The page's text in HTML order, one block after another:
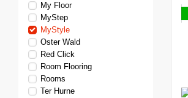
My Floor
MyStep
MyStyle
Oster Wald
Red Click
Room Flooring
Rooms
Ter Hurne